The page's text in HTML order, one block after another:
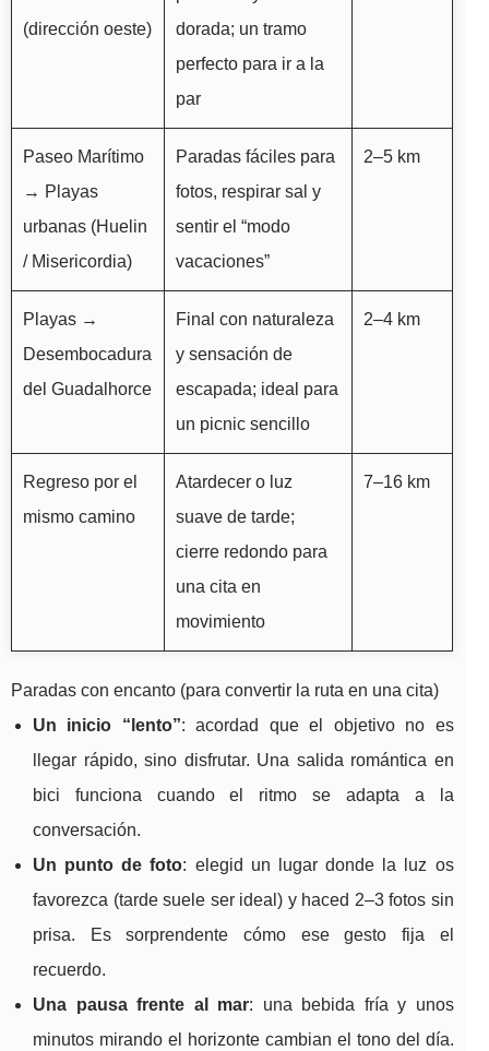
(dirección oeste)
dorada; un tramo
perfecto para ir a la
par
Paseo Marítimo
→ Playas
urbanas (Huelin
/ Misericordia)
Paradas fáciles para
fotos, respirar sal y
sentir el “modo
vacaciones”
2–5 km
Playas →
Desembocadura
del Guadalhorce
Final con naturaleza
y sensación de
escapada; ideal para
un picnic sencillo
2–4 km
Regreso por el
mismo camino
Atardecer o luz
suave de tarde;
cierre redondo para
una cita en
movimiento
7–16 km
Paradas con encanto (para convertir la ruta en una cita)
Un inicio “lento”: acordad que el objetivo no es
llegar rápido, sino disfrutar. Una salida romántica en
bici funciona cuando el ritmo se adapta a la
conversación.
Un punto de foto: elegid un lugar donde la luz os
favorezca (tarde suele ser ideal) y haced 2–3 fotos sin
prisa. Es sorprendente cómo ese gesto fija el
recuerdo.
Una pausa frente al mar: una bebida fría y unos
minutos mirando el horizonte cambian el tono del día.